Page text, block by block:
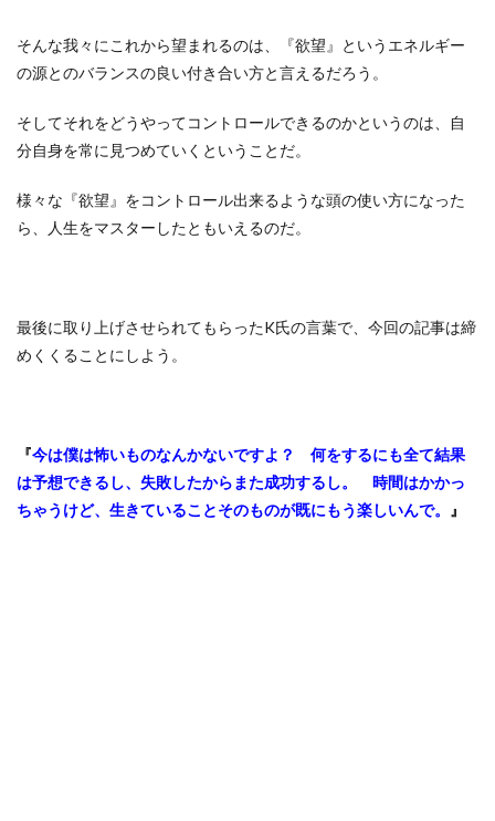
そんな我々にこれから望まれるのは、『欲望』というエネルギー
の源とのバランスの良い付き合い方と言えるだろう。
そしてそれをどうやってコントロールできるのかというのは、自
分自身を常に見つめていくということだ。
様々な『欲望』をコントロール出来るような頭の使い方になった
ら、人生をマスターしたともいえるのだ。
最後に取り上げさせられてもらったK氏の言葉で、今回の記事は締
めくくることにしよう。
『今は僕は怖いものなんかないですよ？ 何をするにも全て結果
は予想できるし、失敗したからまた成功するし。 時間はかかっ
ちゃうけど、生きていることそのものが既にもう楽しいんで。
』